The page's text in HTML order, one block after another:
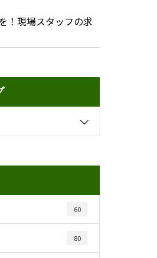
！現場スタッフの求
60
80